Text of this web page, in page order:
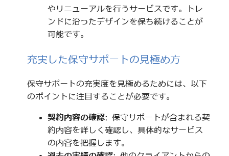
やリニューアルを行うサービスです。トレ
ンドに沿ったデザインを保ち続けることが
可能です。
充実した保守サポートの見極め方
保守サポートの充実度を見極めるためには、以下
のポイントに注目することが必要です。
契約内容の確認: 保守サポートが含まれる契
約内容を詳しく確認し、具体的なサービス
の内容を把握します。